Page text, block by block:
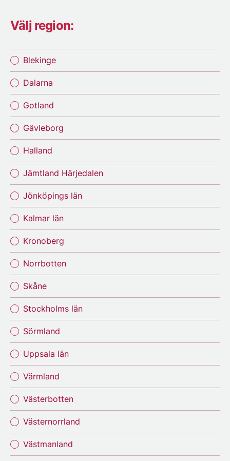
Välj region:
Blekinge
Dalarna
Gotland
Gävleborg
Halland
Jämtland Härjedalen
Jönköpings län
Kalmar län
Kronoberg
Norrbotten
Skåne
Stockholms län
Sörmland
Uppsala län
Värmland
Västerbotten
Västernorrland
Västmanland